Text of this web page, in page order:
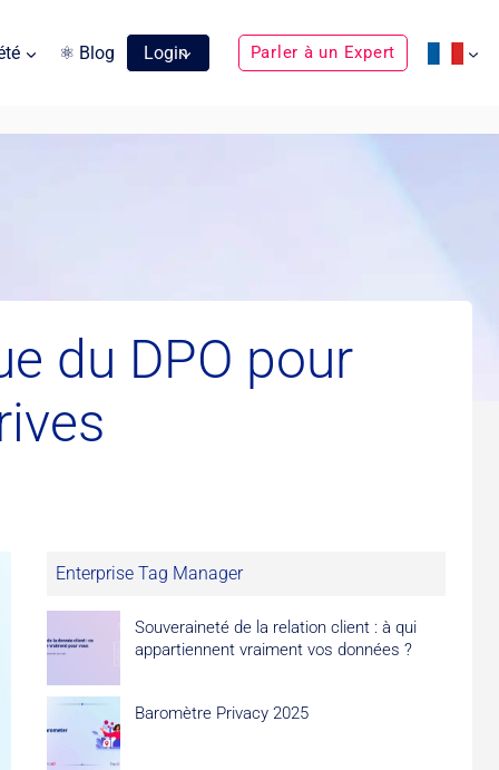
⚛ Blog Login Parler à un Expert
du DPO pour
Enterprise Tag Manager
Souveraineté de la relation client : à qui
appartiennent vraiment vos données ?
Baromètre Privacy 2025